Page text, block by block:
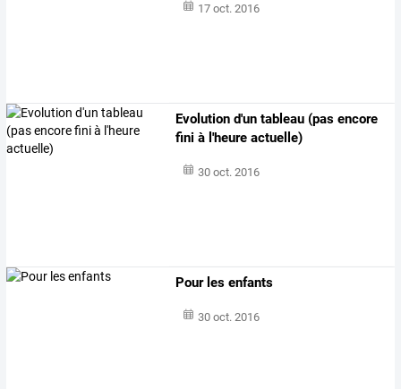
17 oct. 2016
Evolution d'un tableau (pas encore
fini à l'heure actuelle)
30 oct. 2016
Pour les enfants
30 oct. 2016